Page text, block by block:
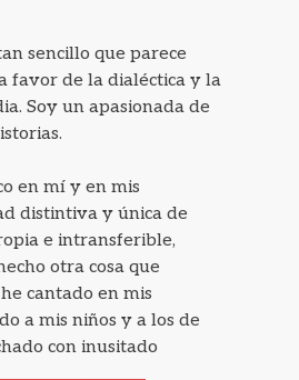
sencillo que parece
favor de la dialéctica y la
Soy un apasionada de
en mí y en mis
distintiva y única de
e intransferible,
otra cosa que
cantado en mis
a mis niños y a los de
con inusitado
llegó la hora de